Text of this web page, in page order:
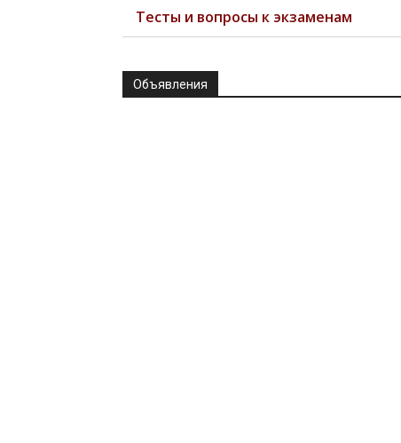
Тесты и вопросы к экзаменам
Объявления